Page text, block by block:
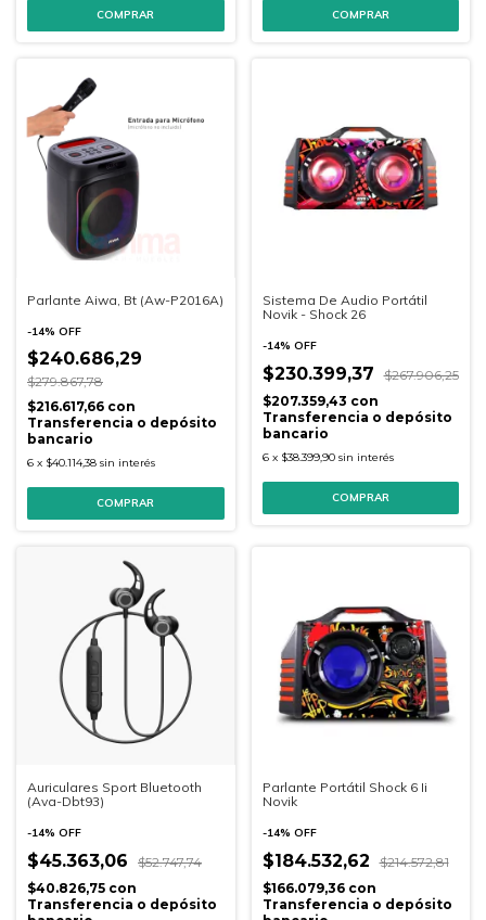
Parlante Aiwa, Bt (Aw-P2016A)
-14% OFF
$240.686,29
$279.867,78
$216.617,66 con
Transferencia o depósito
bancario
6 x $40.114,38 sin interés
Sistema De Audio Portátil
Novik - Shock 26
-14% OFF
$230.399,37
$267.906,25
$207.359,43 con
Transferencia o depósito
bancario
6 x $38.399,90 sin interés
Auriculares Sport Bluetooth
(Ava-Dbt93)
-14% OFF
$45.363,06
$52.747,74
$40.826,75 con
Transferencia o depósito
Parlante Portátil Shock 6 Ii
Novik
-14% OFF
$184.532,62
$214.572,81
$166.079,36 con
Transferencia o depósito